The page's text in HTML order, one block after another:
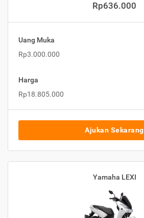
Rp636.000
Uang Muka
Rp3.000.000
Harga
Rp18.805.000
Ajukan Sekarang
Yamaha LEXI